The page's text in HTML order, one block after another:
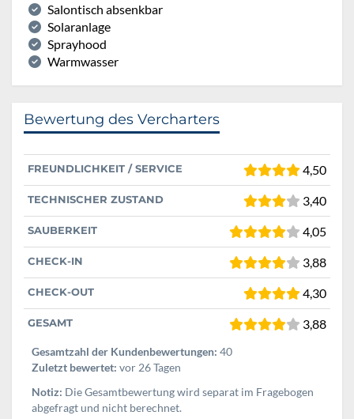
Salontisch absenkbar
Solaranlage
Sprayhood
Warmwasser
Bewertung des Vercharters
FREUNDLICHKEIT / SERVICE 4,50
TECHNISCHER ZUSTAND 3,40
SAUBERKEIT 4,05
CHECK-IN 3,88
CHECK-OUT 4,30
GESAMT 3,88
Gesamtzahl der Kundenbewertungen: 40
Zuletzt bewertet: vor 26 Tagen
Notiz: Die Gesamtbewertung wird separat im Fragebogen
abgefragt und nicht berechnet.